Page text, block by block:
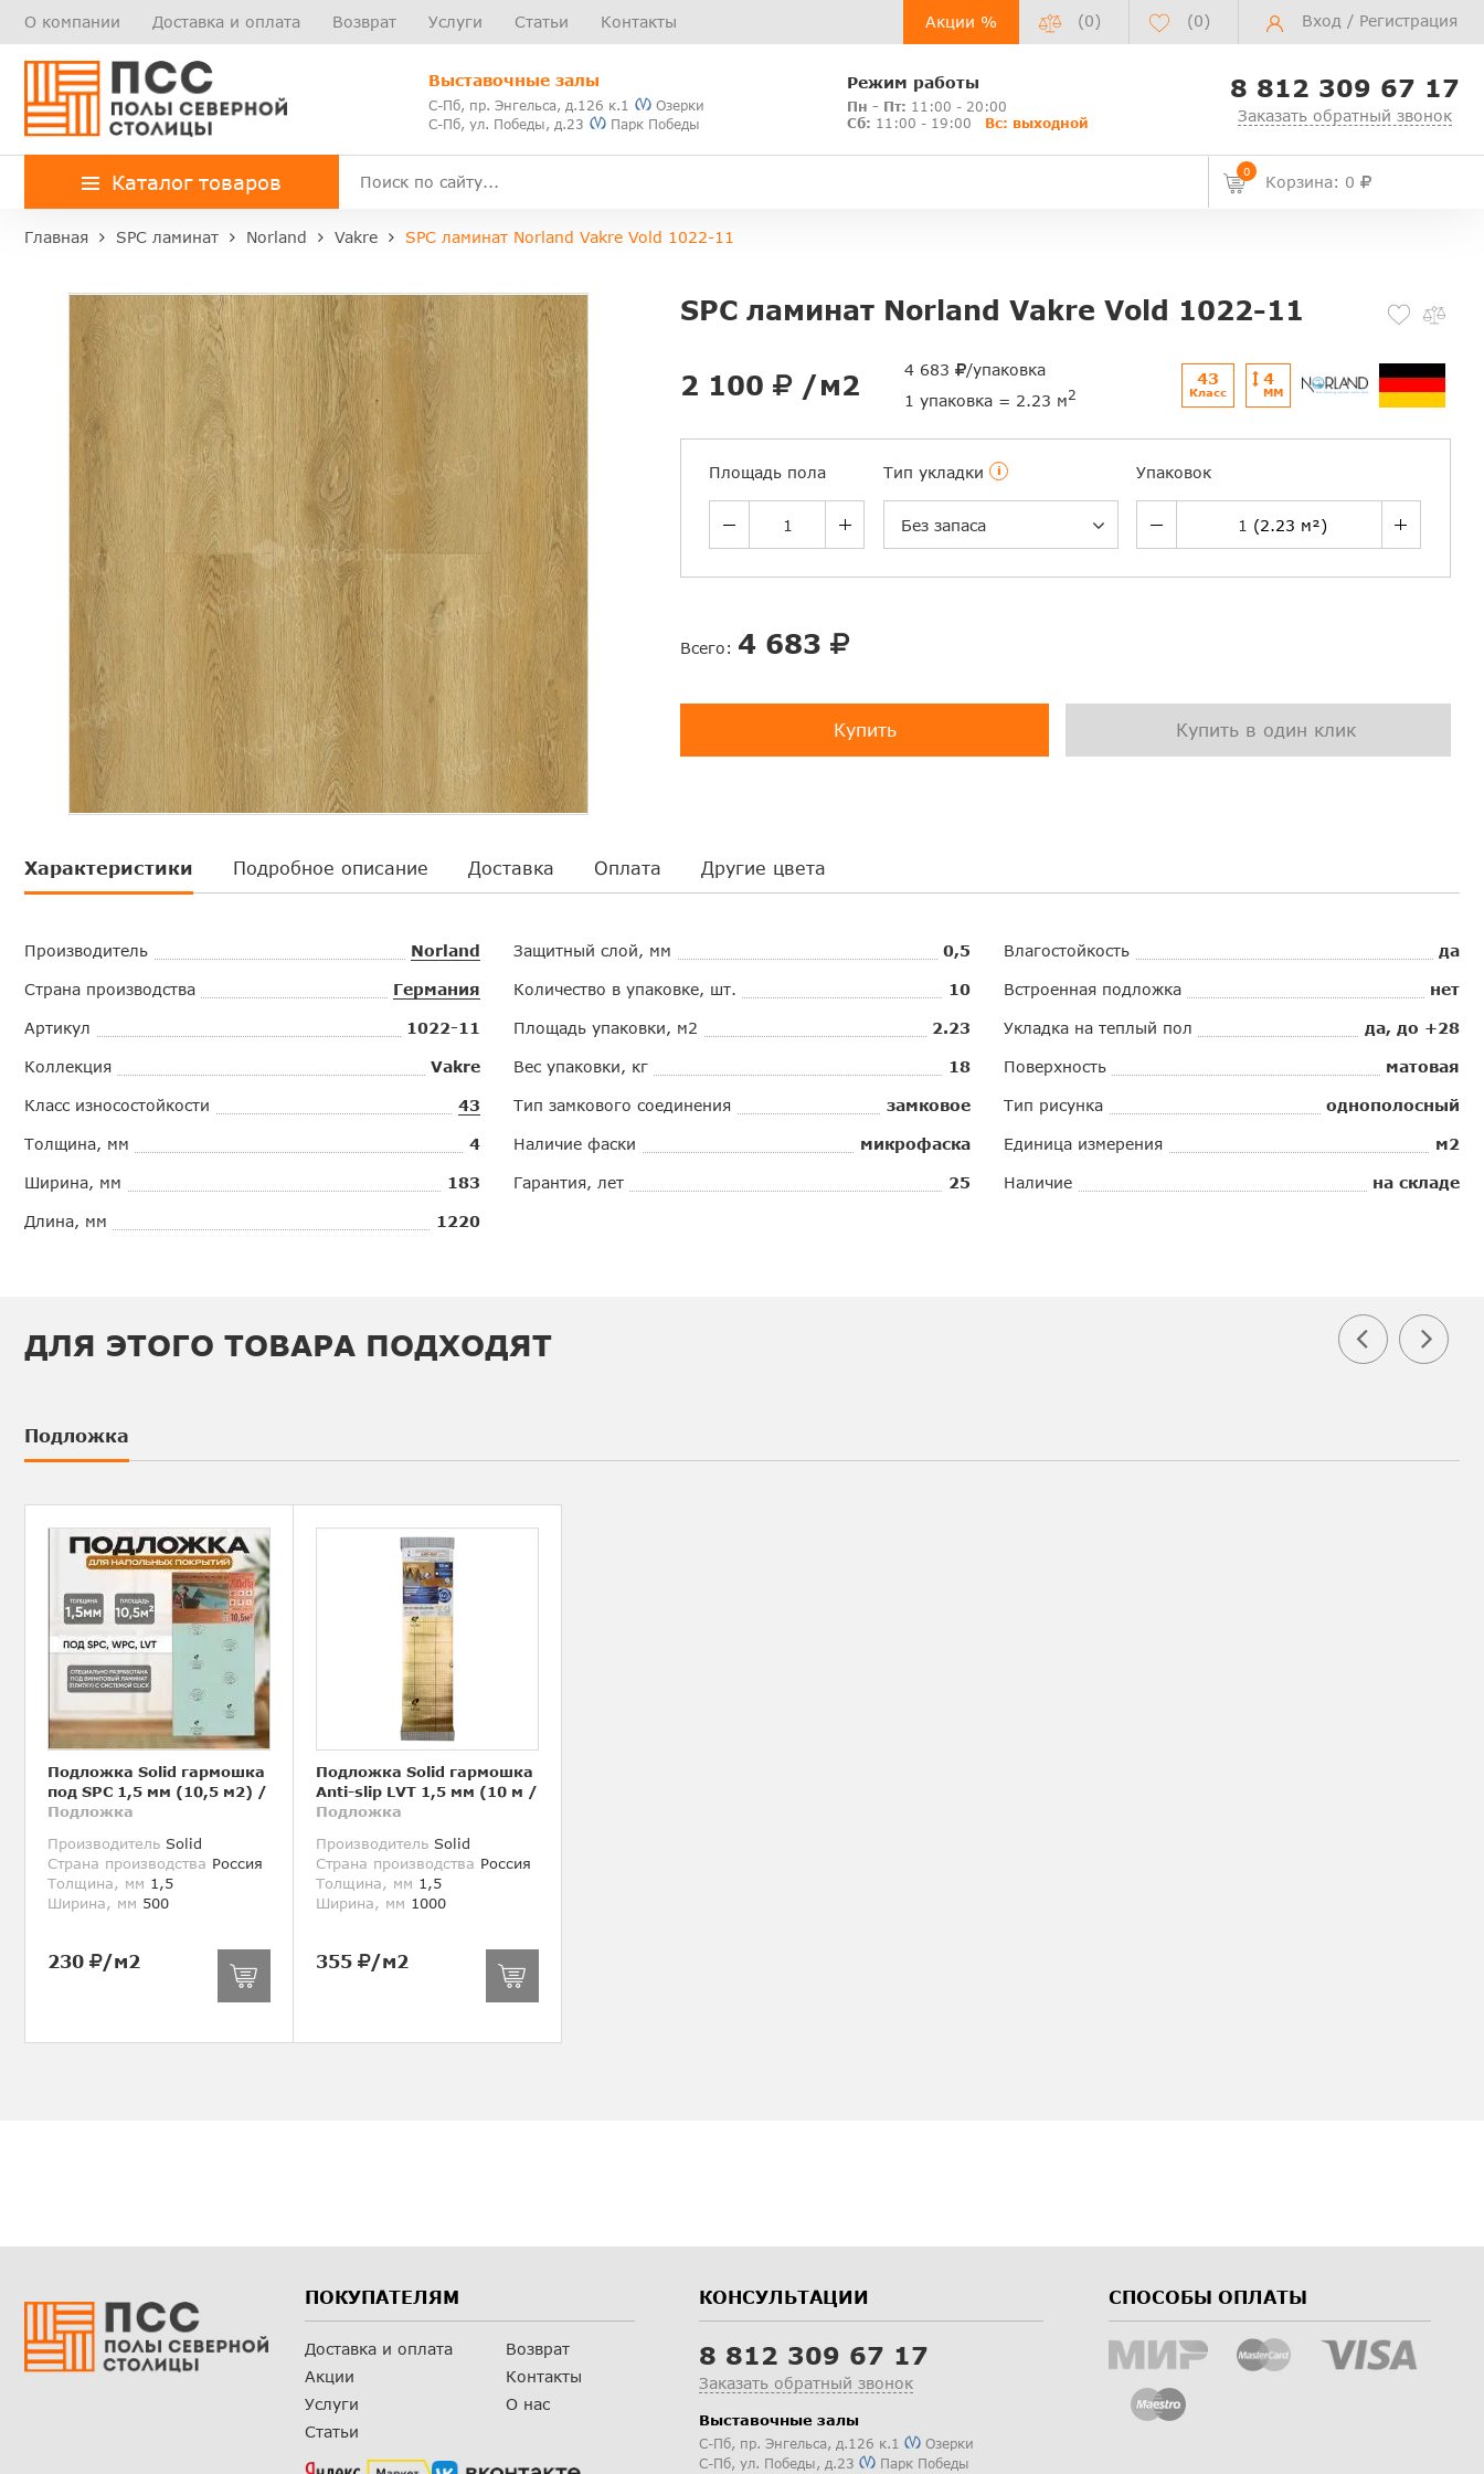
О компании Доставка и оплата Возврат Услуги Статьи Контакты Акции % (0) (0) Вход / Регистрация
Выставочные залы
С-Пб, пр. Энгельса, д.126 к.1
Озерки
С-Пб, ул. Победы, д.23
Парк Победы
Режим работы
Пн - Пт: 11:00 - 20:00
Сб: 11:00 - 19:00 Вс: выходной
8 812 309 67 17
Заказать обратный звонок
Каталог товаров 0
Корзина: 0
Главная SPC ламинат Norland Vakre SPC ламинат Norland Vakre Vold 1022-11
SPC ламинат Norland Vakre Vold 1022-11
2 100 /м2 4 683
/упаковка
1 упаковка = 2.23 м2
43
Класс
4
ММ
Площадь пола Тип укладки i
Без запаса
Упаковок
Всего: 4 683
Купить Купить в один клик
Характеристики Подробное описание Доставка Оплата Другие цвета
Производитель Norland
Страна производства Германия
Артикул 1022-11
Коллекция Vakre
Класс износостойкости 43
Толщина, мм 4
Ширина, мм 183
Длина, мм 1220
Защитный слой, мм 0,5
Количество в упаковке, шт. 10
Площадь упаковки, м2 2.23
Вес упаковки, кг 18
Тип замкового соединения замковое
Наличие фаски микрофаска
Гарантия, лет 25
Влагостойкость да
Встроенная подложка нет
Укладка на теплый пол да, до +28
Поверхность матовая
Тип рисунка однополосный
Единица измерения м2
Наличие на складе
ДЛЯ ЭТОГО ТОВАРА ПОДХОДЯТ
Подложка
Подложка Solid гармошка
под SPC 1,5 мм (10,5 м2) /
Подложка
Производитель Solid
Страна производства Россия
Толщина, мм 1,5
Ширина, мм 500
230 /м2
Подложка Solid гармошка
Anti-slip LVT 1,5 мм (10 м /
Подложка
Производитель Solid
Страна производства Россия
Толщина, мм 1,5
Ширина, мм 1000
355 /м2
ПОКУПАТЕЛЯМ
Доставка и оплата
Акции
Услуги
Статьи
Возврат
Контакты
О нас
КОНСУЛЬТАЦИИ
8 812 309 67 17
Заказать обратный звонок
Выставочные залы
С-Пб, пр. Энгельса, д.126 к.1
Озерки
С-Пб, ул. Победы, д.23 Парк Победы
СПОСОБЫ ОПЛАТЫ